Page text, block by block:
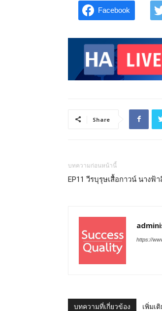
Facebook
Share
บทความก่อนหน้านี้
EP11 วีรบุรุษเสื้อกาวน์ นางฟ้
https://
บทความที่เกี่ยวข้อง เพิ่มเ